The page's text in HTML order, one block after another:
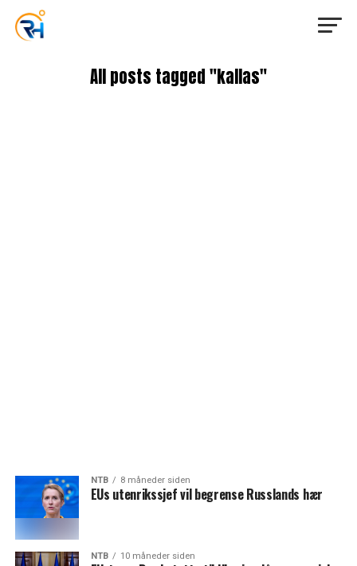
All posts tagged "kallas"
NTB 8 måneder siden
EUs utenrikssjef vil begrense Russlands hær
NTB 10 måneder siden